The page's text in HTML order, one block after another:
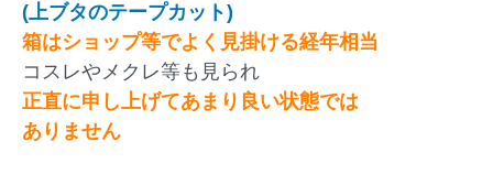
(上ブタのテープカット)
箱はショップ等でよく見掛ける経年相当
コスレやメクレ等も見られ
正直に申し上げてあまり良い状態では
ありません